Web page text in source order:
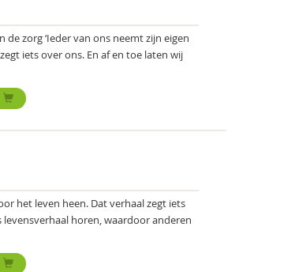
zorg ‘Ieder van ons neemt zijn eigen
iets over ons. En af en toe laten wij
het leven heen. Dat verhaal zegt iets
horen, waardoor anderen